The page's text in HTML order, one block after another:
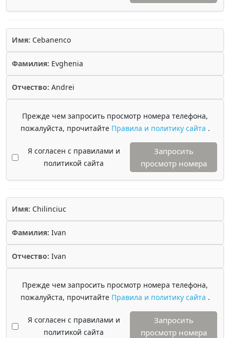
Имя: Cebanenco
Фамилия: Evghenia
Отчество: Andrei
Прежде чем запросить просмотр номера телефона,
пожалуйста, прочитайте Правила и политику сайта .
Я согласен с правилами и
политикой сайта
Запросить
просмотр номера
Имя: Chilinciuc
Фамилия: Ivan
Отчество: Ivan
Прежде чем запросить просмотр номера телефона,
пожалуйста, прочитайте Правила и политику сайта .
Я согласен с правилами и
политикой сайта
Запросить
просмотр номера